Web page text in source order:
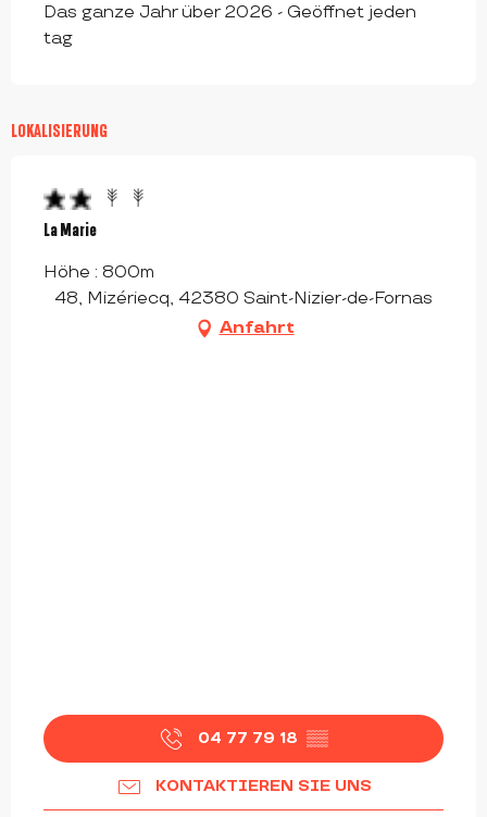
Das ganze Jahr über 2026 - Geöffnet jeden
tag
LOKALISIERUNG
La Marie
Höhe : 800m
48, Mizériecq, 42380 Saint-Nizier-de-Fornas
Anfahrt
04 77 79 18 ▒▒
KONTAKTIEREN SIE UNS